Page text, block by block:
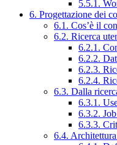
5.5.1.
6. Progettazione dei
6.1. Cos’è il
6.2. Ricerca
6.2.1.
6.2.2.
6.2.3.
6.2.4.
6.3. Dalla
6.3.1.
6.3.2.
6.3.3.
6.4.